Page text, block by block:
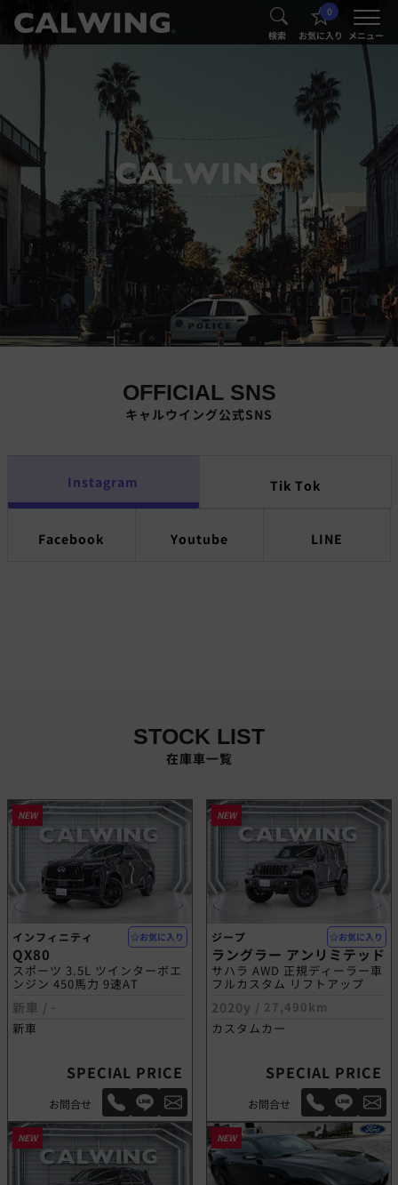
® 検索
0
お気に入り メニュー
®
OFFICIAL SNS
キャルウイング公式SNS
Instagram Tik Tok
Facebook Youtube LINE
STOCK LIST
在庫車一覧
NEW
お気に入り
インフィニティ
QX80
スポーツ 3.5L ツインターボエ
ンジン 450馬力 9速AT
新車 / -
新車
SPECIAL PRICE
お問合せ
NEW
お気に入り
ジープ
ラングラー アンリミテッド
サハラ AWD 正規ディーラー車
フルカスタム リフトアップ
2020y / 27,490km
カスタムカー
SPECIAL PRICE
お問合せ
NEW NEW